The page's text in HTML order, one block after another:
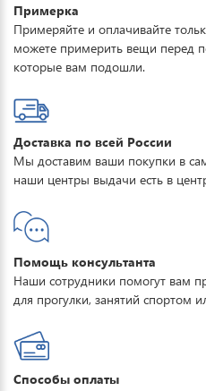
Примерка
Примеряйте и оплачивайте
можете примерить вещи перед
которые вам подошли.
Доставка по всей России
Мы доставим ваши покупки в
наши центры выдачи есть в
Помощь консультанта
Наши сотрудники помогут вам
для прогулки, занятий спортом
Способы оплаты